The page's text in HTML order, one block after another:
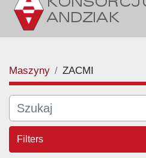
Maszyny ZACMI
Filters